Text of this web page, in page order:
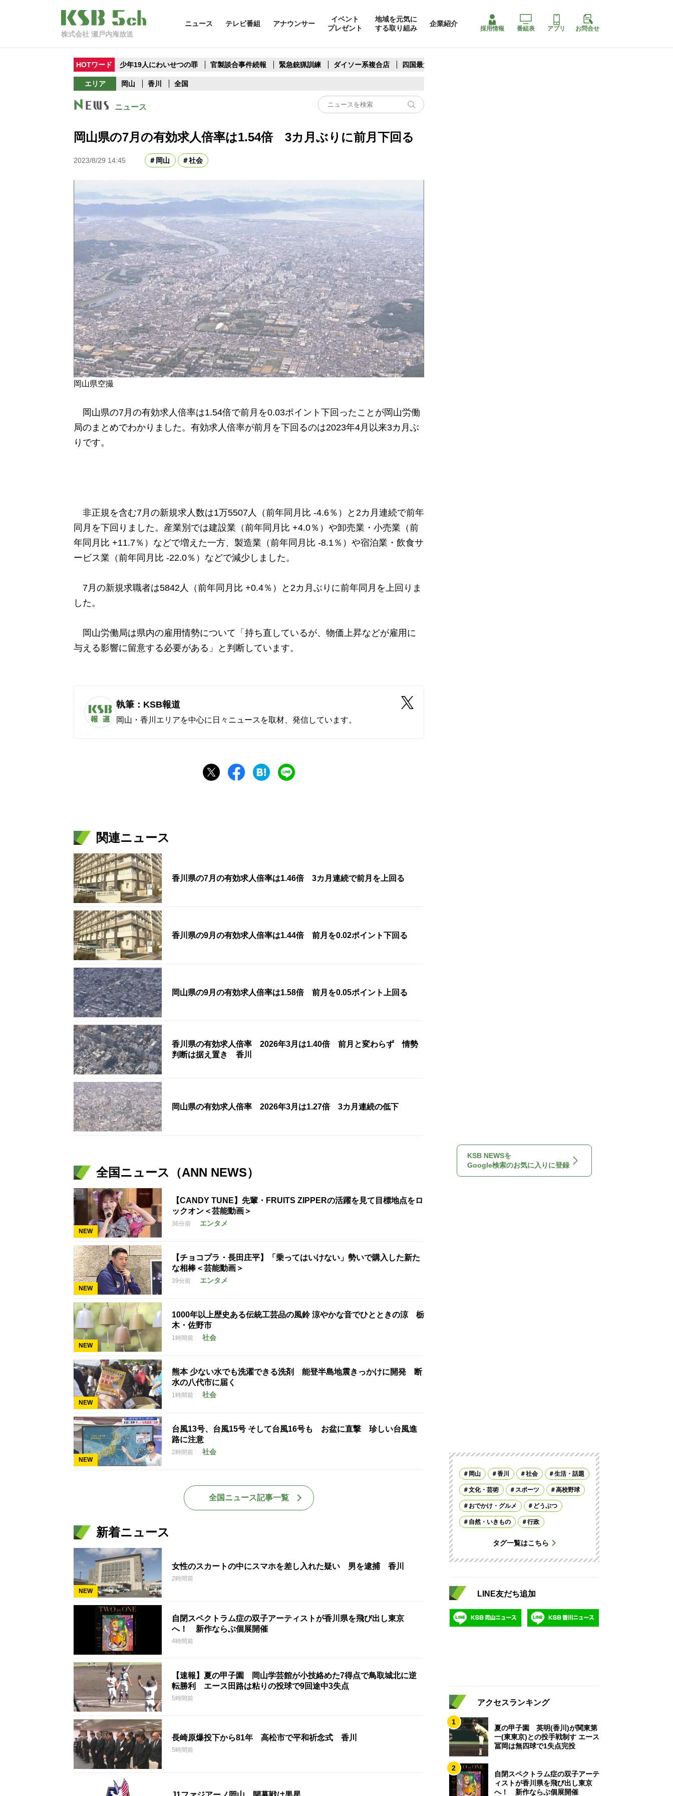
株式会社 瀬戸内海放送
ニュース テレビ番組 アナウンサー
イベント
プレゼント
地域を元気に
する取り組み
企業紹介
採用情報 番組表 アプリ お問合せ
HOTワード 少年19人にわいせつの罪 官製談合事件続報 緊急銃猟訓練 ダイソー系複合店 四国最大スリコ
エリア 岡山 香川 全国
ニュース
岡山県の7月の有効求人倍率は1.54倍 3カ月ぶりに前月下回る
2023/8/29 14:45 岡山 社会
岡山県空撮
岡山県の7月の有効求人倍率は1.54倍で前月を0.03ポイント下回ったことが岡山労働
局のまとめでわかりました。有効求人倍率が前月を下回るのは2023年4月以来3カ月ぶ
りです。
非正規を含む7月の新規求人数は1万5507人（前年同月比 -4.6％）と2カ月連続で前年
同月を下回りました。産業別では建設業（前年同月比 +4.0％）や卸売業・小売業（前
年同月比 +11.7％）などで増えた一方、製造業（前年同月比 -8.1％）や宿泊業・飲食サ
ービス業（前年同月比 -22.0％）などで減少しました。
7月の新規求職者は5842人（前年同月比 +0.4％）と2カ月ぶりに前年同月を上回りま
した。
岡山労働局は県内の雇用情勢について「持ち直しているが、物価上昇などが雇用に
与える影響に留意する必要がある」と判断しています。
執筆：KSB報道
岡山・香川エリアを中心に日々ニュースを取材、発信しています。
関連ニュース
香川県の7月の有効求人倍率は1.46倍 3カ月連続で前月を上回る
香川県の9月の有効求人倍率は1.44倍 前月を0.02ポイント下回る
岡山県の9月の有効求人倍率は1.58倍 前月を0.05ポイント上回る
香川県の有効求人倍率 2026年3月は1.40倍 前月と変わらず 情勢
判断は据え置き 香川
岡山県の有効求人倍率 2026年3月は1.27倍 3カ月連続の低下
全国ニュース（ANN NEWS）
NEW
【CANDY TUNE】先輩・FRUITS ZIPPERの活躍を見て目標地点をロ
ックオン＜芸能動画＞
36分前 エンタメ
NEW
【チョコプラ・長田庄平】「乗ってはいけない」勢いで購入した新た
な相棒＜芸能動画＞
39分前 エンタメ
NEW
1000年以上歴史ある伝統工芸品の風鈴 涼やかな音でひとときの涼 栃
木・佐野市
1時間前 社会
NEW
熊本 少ない水でも洗濯できる洗剤 能登半島地震きっかけに開発 断
水の八代市に届く
1時間前 社会
NEW
台風13号、台風15号 そして台風16号も お盆に直撃 珍しい台風進
路に注意
2時間前 社会
全国ニュース記事一覧
新着ニュース
NEW
女性のスカートの中にスマホを差し入れた疑い 男を逮捕 香川
2時間前
自閉スペクトラム症の双子アーティストが香川県を飛び出し東京
へ！ 新作ならぶ個展開催
4時間前
【速報】夏の甲子園 岡山学芸館が小技絡めた7得点で鳥取城北に逆
転勝利 エース田路は粘りの投球で9回途中3失点
5時間前
長崎原爆投下から81年 高松市で平和祈念式 香川
5時間前
KSB NEWSを
Google検索のお気に入りに登録
岡山 香川 社会 生活・話題
文化・芸術 スポーツ 高校野球
おでかけ・グルメ どうぶつ
自然・いきもの 行政
タグ一覧はこちら
LINE友だち追加
アクセスランキング
1
夏の甲子園 英明(香川)が関東第
一(東東京)との投手戦制す エース
冨岡は無四球で1失点完投
2
自閉スペクトラム症の双子アーテ
ィストが香川県を飛び出し東京
へ！ 新作ならぶ個展開催